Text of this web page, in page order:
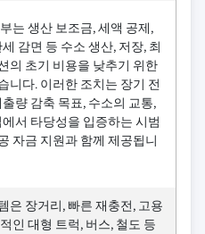
는 생산 보조금, 세액 공제,
감면 등 수소 생산, 저장, 최
의 초기 비용을 낮추기 위한
니다. 이러한 조치는 장기 전
량 감축 목표, 수소의 교통,
서 타당성을 입증하는 시범
자금 지원과 함께 제공됩니
은 장거리, 빠른 재충전, 고용
인 대형 트럭, 버스, 철도 등